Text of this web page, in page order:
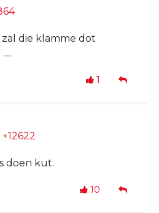
die klamme dot
1
+12622
doen kut.
10